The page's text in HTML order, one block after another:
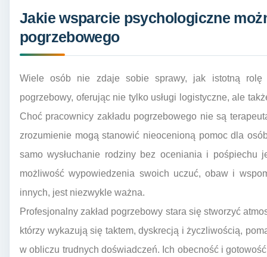
Jakie wsparcie psychologiczne
pogrzebowego
Wiele osób nie zdaje sobie sprawy, jak istotną rolę
pogrzebowy, oferując nie tylko usługi logistyczne, ale
Choć pracownicy zakładu pogrzebowego nie są
zrozumienie mogą stanowić nieocenioną pomoc dla
samo wysłuchanie rodziny bez oceniania i pośpiechu
możliwość wypowiedzenia swoich uczuć, obaw i
innych, jest niezwykle ważna.
Profesjonalny zakład pogrzebowy stara się stworzyć
którzy wykazują się taktem, dyskrecją i życzliwością,
w obliczu trudnych doświadczeń. Ich obecność i